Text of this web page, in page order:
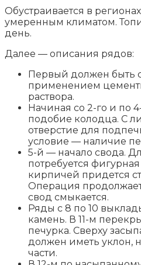
Обустраивается в
умеренным климатом.
день.
Далее — описания рядов:
Первый должен быть
применением
раствора.
Начиная со 2-го и по
подобие колодца. С
отверстие для
условие — наличие
5-й — начало свода.
потребуется фигурная
кирпичей придется
Операция
свод смыкается.
Ряды с 8 по 10
камень. В 11-м
печурка. Сверху
должен иметь уклон,
части.